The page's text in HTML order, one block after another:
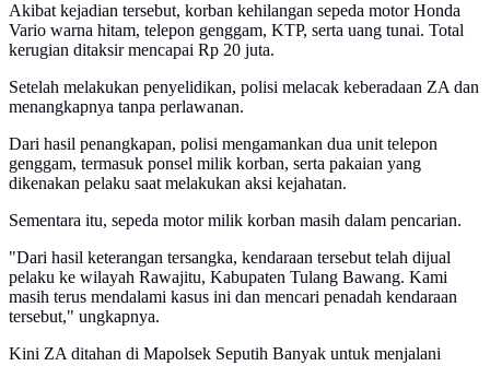
Akibat kejadian tersebut, korban kehilangan sepeda motor Honda
Vario warna hitam, telepon genggam, KTP, serta uang tunai. Total
kerugian ditaksir mencapai Rp 20 juta.
Setelah melakukan penyelidikan, polisi melacak keberadaan ZA dan
menangkapnya tanpa perlawanan.
Dari hasil penangkapan, polisi mengamankan dua unit telepon
genggam, termasuk ponsel milik korban, serta pakaian yang
dikenakan pelaku saat melakukan aksi kejahatan.
Sementara itu, sepeda motor milik korban masih dalam pencarian.
"Dari hasil keterangan tersangka, kendaraan tersebut telah dijual
pelaku ke wilayah Rawajitu, Kabupaten Tulang Bawang. Kami
masih terus mendalami kasus ini dan mencari penadah kendaraan
tersebut," ungkapnya.
Kini ZA ditahan di Mapolsek Seputih Banyak untuk menjalani